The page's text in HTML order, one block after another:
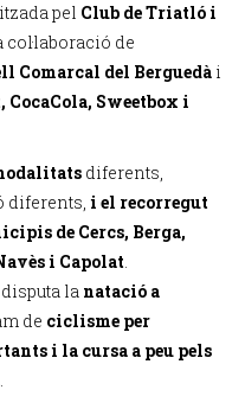
pel Club de Triatló i
col·laboració de
Comarcal del Berguedà i
Sweetbox i
diferents,
diferents, i el recorregut
de Cercs, Berga,
i Capolat.
la natació a
de ciclisme per
i la cursa a peu pels
.